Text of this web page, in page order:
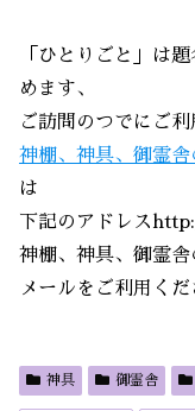
「ひとりごと」は
めます、
ご訪問のつでにご利
神棚、神具、御霊
は
下記のアドレス
神棚、神具、御霊
メールをご利用くだ
神具 御霊舎